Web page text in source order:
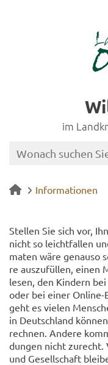
im
Informationen
Stel­len Sie sich vor,
nicht so leicht­fal­len
ma­ten wäre ge­nau­so
re aus­zu­fül­len, einen
lesen, den Kin­dern
oder bei einer
geht es vie­len
in Deutsch­land
rech­nen. An­de­re
dun­gen nicht zu­recht.
und Ge­sell­schaft